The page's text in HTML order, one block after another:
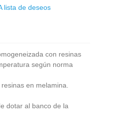
lista de deseos
con resinas
según norma
resinas en melamina.
dotar al banco de la